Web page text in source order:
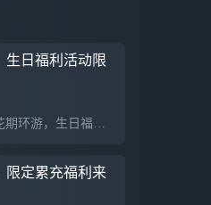
背后的设计师、丰
世界吧！
生日福利活动限
#闪耀暖暖#|【预告】花期环游，生日福利活动限时开启！ 浅淡的香气随风浮动，少女闭上眼睛，似乎听见花开的声音。 12月5日更新后，参与【花期环游】活动，即可获取暖暖设计的【心忆花旅】套装与设计师之
限定累充福利来